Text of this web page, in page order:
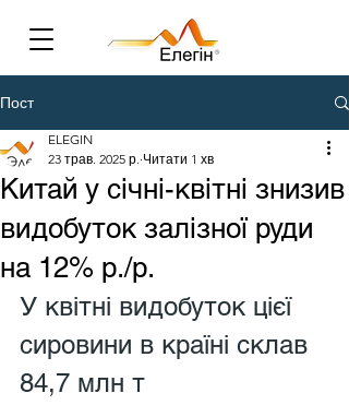
Пост
Китай у січні-квітні знизив
видобуток залізної руди
на 12% р./р.
ELEGIN
23 трав. 2025 р. Читати 1 хв
У квітні видобуток цієї
сировини в країні склав
84,7 млн т